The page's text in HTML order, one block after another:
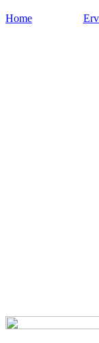
Home